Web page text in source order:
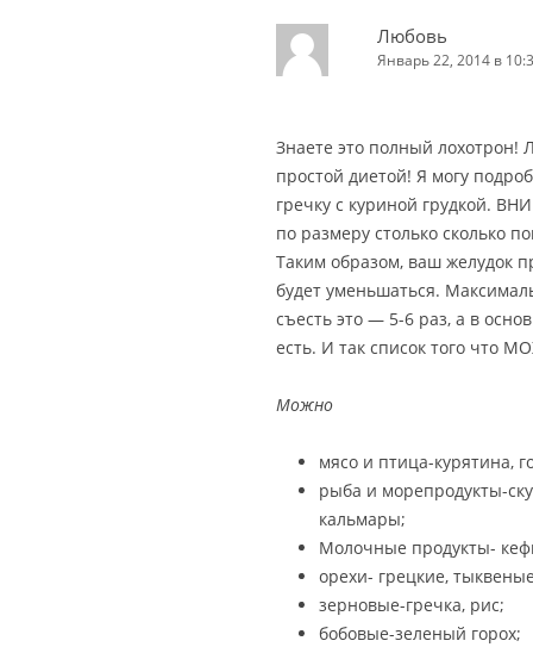
Любовь
Январь 22, 2014 в
Знаете это полный лохотрон!
простой диетой! Я могу
гречку с куриной грудкой.
по размеру столько сколько
Таким образом, ваш желудок
будет уменьшаться.
съесть это — 5-6 раз, а в
есть. И так список того что
Можно
мясо и птица-курятина,
рыба и морепродукты-
кальмары;
Молочные продукты-
орехи- грецкие,
зерновые-гречка, рис;
бобовые-зеленый горох;